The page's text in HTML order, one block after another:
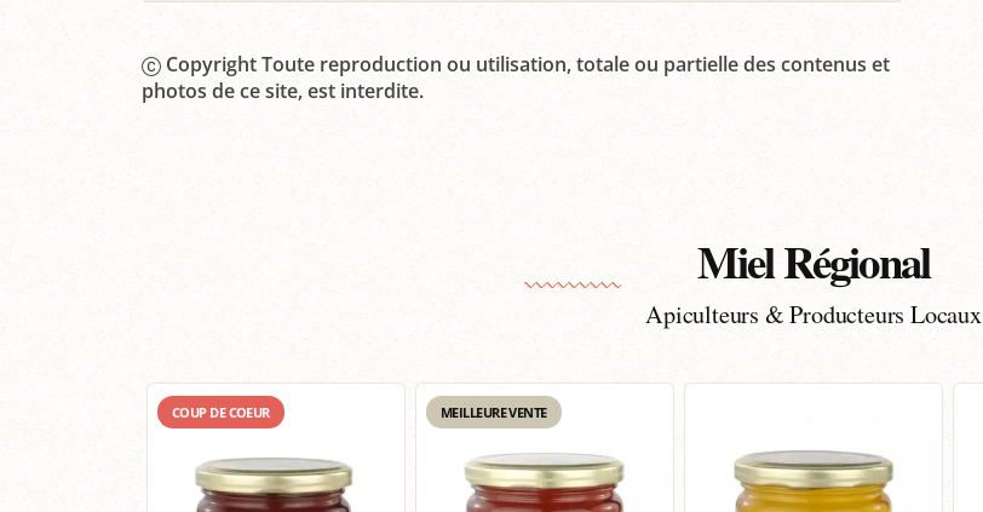
Copyright Toute reproduction ou utilisation, totale ou partielle des contenus et
photos de ce site, est interdite.
Miel Régional
Apiculteurs & Producteurs Locaux
COUP DE COEUR MEILLEURE VENTE